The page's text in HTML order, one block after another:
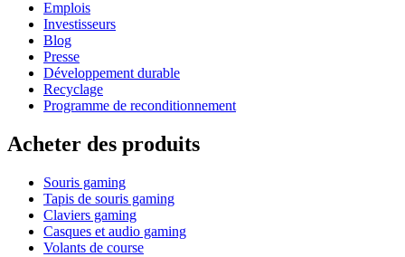
Emplois
Investisseurs
Blog
Presse
Développement durable
Recyclage
Programme de reconditionnement
Acheter des produits
Souris gaming
Tapis de souris gaming
Claviers gaming
Casques et audio gaming
Volants de course